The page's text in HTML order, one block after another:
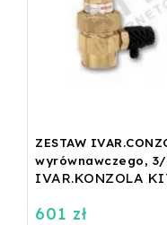
ZESTAW
wyrównawczego,
IVAR.KONZOLA
601 zł